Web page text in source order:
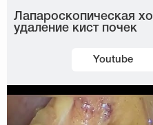
Лапароскопическая
удаление кист почек
Youtube